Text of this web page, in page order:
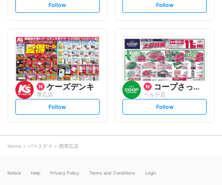
s
t
l
o
w
Follow
s
t
o
w
Follow
ケーズデンキ
帯広店
s
t
o
w
Follow
コープさっぽろ
ベルデ店
s
t
Follow
Home バースデイ 西帯広店
Notice Help Privacy Policy Terms and Conditions Login